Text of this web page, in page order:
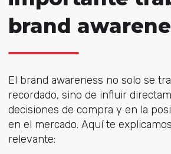
brand
El brand awareness no solo se
recordado, sino de influir
decisiones de compra y en la
en el mercado. Aquí te
relevante: